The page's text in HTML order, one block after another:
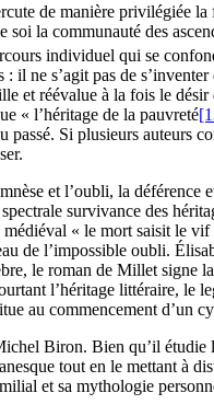
de manière
la communauté des
individuel qui se
: il ne s’agit pas de
et réévalue à la fois le
« l’héritage de la pauvreté
Si plusieurs auteurs
et l’oubli, la
survivance des
« le mort saisit le vif
de l’impossible oubli.
le roman de Millet
l’héritage littéraire, le
au commencement d’un
Biron. Bien qu’il
tout en le mettant à
et sa mythologie